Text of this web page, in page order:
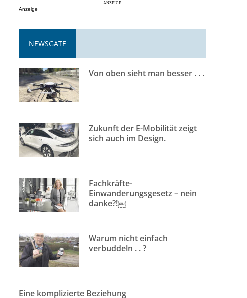
Anzeige
NEWSGATE
Von oben sieht man besser . . .
Zukunft der E-Mobilität zeigt
sich auch im Design.
Fachkräfte-
Einwanderungsgesetz – nein
danke?!￼
Warum nicht einfach
verbuddeln . . ?
Eine komplizierte Beziehung